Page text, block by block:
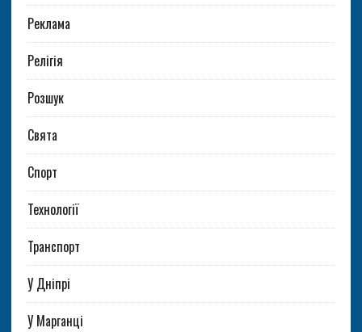
Реклама
Релігія
Розшук
Свята
Спорт
Технології
Транспорт
У Дніпрі
У Марганці